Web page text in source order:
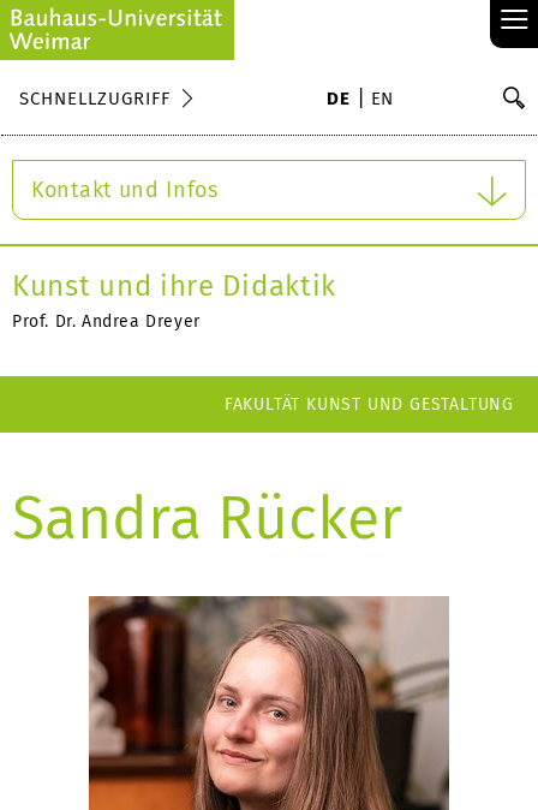
≡
SCHNELLZUGRIFF DE EN
Kontakt und Infos
Kunst und ihre Didaktik
Prof. Dr. Andrea Dreyer
FAKULTÄT KUNST UND GESTALTUNG
Sandra Rücker